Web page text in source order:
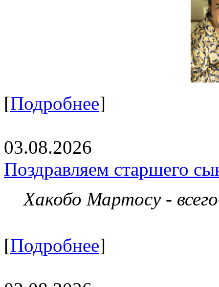
[Подробнее]
03.08.2026
Поздравляем старшего
Хакобо Мартосу -
[Подробнее]